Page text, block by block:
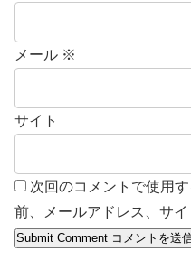
メール ※
サイト
次回のコメントで使用
前、メールアドレス、サイ